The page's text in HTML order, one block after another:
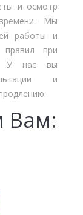
и осмотр
Мы
работы и
при
У нас вы
и
Вам: